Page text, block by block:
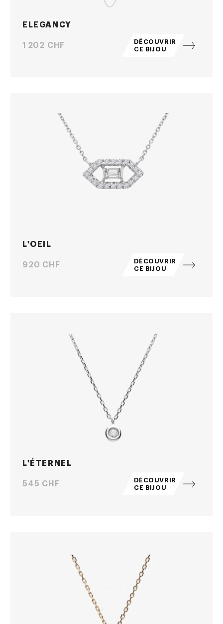
ELEGANCY
Prix
1 202 CHF
DÉCOUVRIR
CE BIJOU
L'OEIL
Prix
920 CHF
DÉCOUVRIR
CE BIJOU
L'ÉTERNEL
Prix
545 CHF
DÉCOUVRIR
CE BIJOU